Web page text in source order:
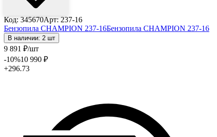
Код: 345670Арт: 237-16
Бензопила CHAMPION 237-16Бензопила CHAMPION 237-16
В наличии: 2 шт
9 891 ₽/шт
-10%10 990 ₽
+296.73